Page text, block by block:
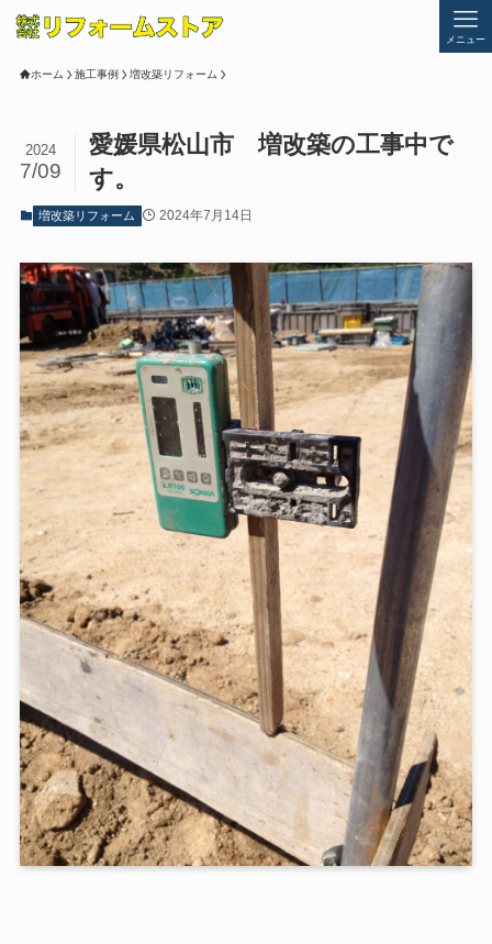
メニュー
ホーム 施工事例 増改築リフォーム
愛媛県松山市 増改築の工事中で
す。
2024
7/09
増改築リフォーム 2024年7月14日